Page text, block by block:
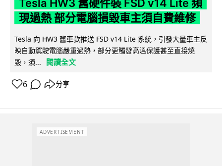
Tesla HW3 舊硬件裝 FSD v14 Lite 頻
現過熱 部分電腦損毀車主須自費維修
Tesla 向 HW3 舊車款推送 FSD v14 Lite 系統，引發大量車主反
映自動駕駛電腦嚴重過熱，部分更觸發高溫保護甚至直接燒
毀，須...
閱讀全文
6 分享
ADVERTISEMENT